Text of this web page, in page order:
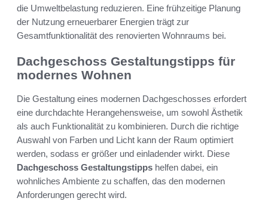
die Umweltbelastung reduzieren. Eine frühzeitige Planung
der Nutzung erneuerbarer Energien trägt zur
Gesamtfunktionalität des renovierten Wohnraums bei.
Dachgeschoss Gestaltungstipps für
modernes Wohnen
Die Gestaltung eines modernen Dachgeschosses erfordert
eine durchdachte Herangehensweise, um sowohl Ästhetik
als auch Funktionalität zu kombinieren. Durch die richtige
Auswahl von Farben und Licht kann der Raum optimiert
werden, sodass er größer und einladender wirkt. Diese
Dachgeschoss Gestaltungstipps helfen dabei, ein
wohnliches Ambiente zu schaffen, das den modernen
Anforderungen gerecht wird.